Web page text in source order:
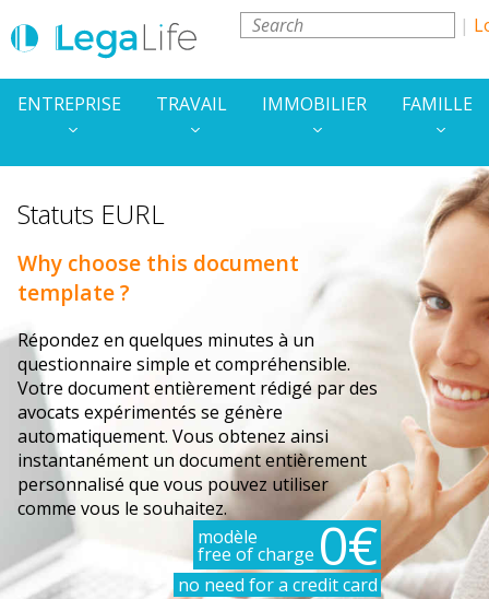
ENTREPRISE TRAVAIL IMMOBILIER FAMILLE
Statuts EURL
Why choose this document
template ?
Répondez en quelques minutes à un
questionnaire simple et compréhensible.
Votre document entièrement rédigé par des
avocats expérimentés se génère
automatiquement. Vous obtenez ainsi
instantanément un document entièrement
personnalisé que vous pouvez utiliser
comme vous le souhaitez.
modèle
free of charge 0€
no need for a credit card